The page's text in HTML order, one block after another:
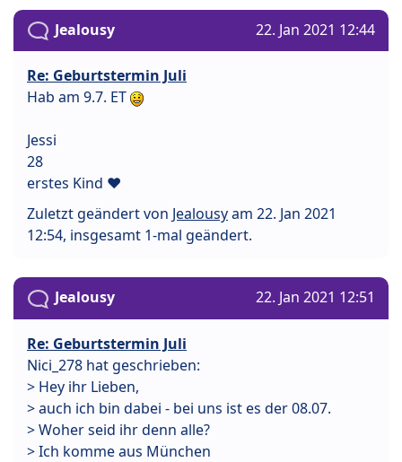
Jealousy 22. Jan 2021 12:44
Re: Geburtstermin Juli
Hab am 9.7. ET
Jessi
28
erstes Kind ♥
Zuletzt geändert von Jealousyam 22. Jan 2021
12:54, insgesamt 1-mal geändert.
Jealousy 22. Jan 2021 12:51
Re: Geburtstermin Juli
Nici_278 hat geschrieben:
> Hey ihr Lieben,
> auch ich bin dabei - bei uns ist es der 08.07.
> Woher seid ihr denn alle?
> Ich komme aus München